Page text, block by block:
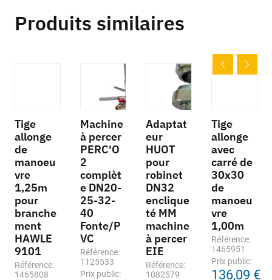
Produits similaires
Tige
allonge
de
manoeu
vre
1,25m
pour
branche
ment
HAWLE
9101
Référence:
1465808
Machine
à percer
PERC'O
2
complèt
e DN20-
25-32-
40
Fonte/P
VC
Référence:
1125533
Prix public:
Adaptat
eur
HUOT
pour
robinet
DN32
enclique
té MM
machine
à percer
EIE
Référence:
1082579
Tige
allonge
avec
carré de
30x30
de
manoeu
vre
1,00m
Référence:
1465951
Prix public:
136,09 €